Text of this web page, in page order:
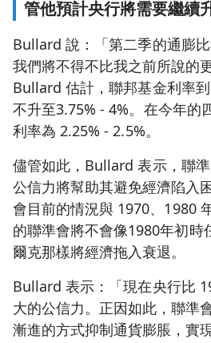
管他預計央行將需要繼續
Bullard 說：「第二季的通膨
我們將不得不比我之前所說的
Bullard 估計，聯邦基金利率
不升至3.75% - 4%。在今年的
利率為 2.25% - 2.5%。
儘管如此，Bullard 表示，聯
公信力將幫助其避免經濟陷入
會目前的情況與 1970、1980
的聯準會將不會像1980年初時
爾克那樣將經濟拖入衰退。
Bullard 表示：「現在央行比
大的公信力。正因如此，聯準
漸進的方式抑制通貨膨脹，實